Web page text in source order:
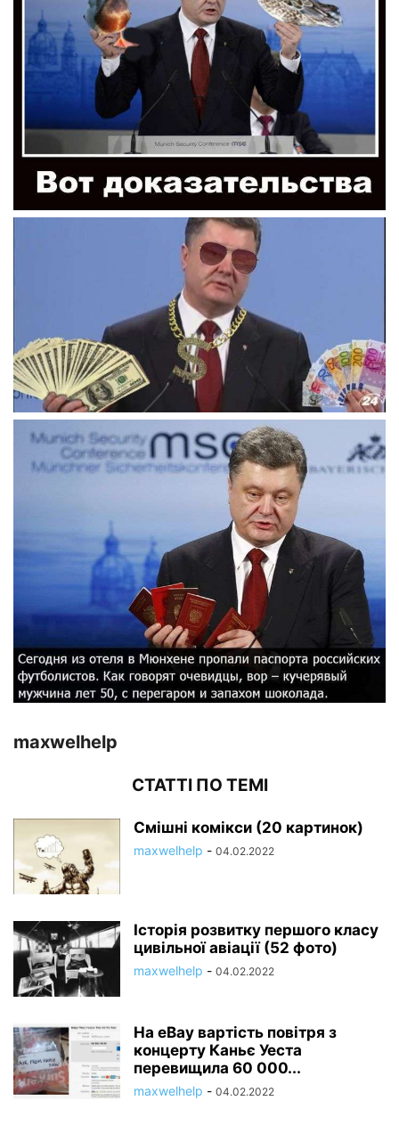
maxwelhelp
СТАТТІ ПО ТЕМІ
Смішні комікси (20 картинок)
maxwelhelp - 04.02.2022
Історія розвитку першого класу
цивільної авіації (52 фото)
maxwelhelp - 04.02.2022
На eBay вартість повітря з
концерту Каньє Уеста
перевищила 60 000...
maxwelhelp - 04.02.2022